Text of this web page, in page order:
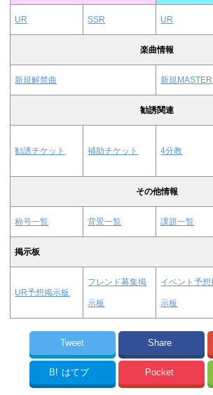
UR SSR UR
楽曲情報
新規解禁曲 新規MASTER
勧誘関連
勧誘チケット 補助チケット 4分教
その他情報
称号一覧 背景一覧 課題一覧
掲示板
UR予想掲示板
フレンド募集掲
示板
イベント予想
示板
Tweet Share
B! はてブ Pocket